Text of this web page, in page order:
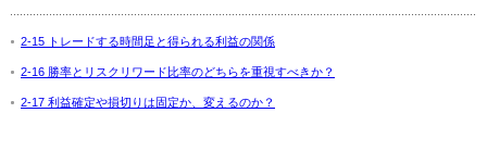
2-15 トレードする時間足と得られる利益の関係
2-16 勝率とリスクリワード比率のどちらを重視すべきか？
2-17 利益確定や損切りは固定か、変えるのか？